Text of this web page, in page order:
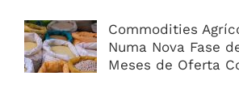
Commodities
Numa Nova Fase
Meses de Oferta